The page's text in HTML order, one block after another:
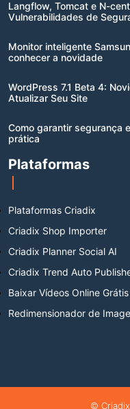
Langflow, Tomcat e N-
Vulnerabilidades de
Monitor inteligente
conhecer a novidade
WordPress 7.1 Beta 4:
Atualizar Seu Site
Como garantir segurança
prática
Plataformas
Plataformas Criadix
Criadix Shop Importer
Criadix Planner Social AI
Criadix Trend Auto
Baixar Vídeos Online Grátis
Redimensionador de
©